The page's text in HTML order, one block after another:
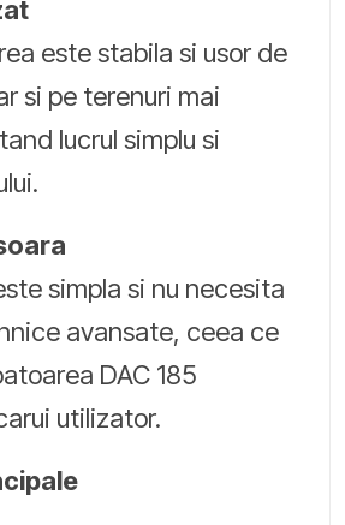
este stabila si usor de
si pe terenuri mai
lucrul simplu si
simpla si nu necesita
avansate, ceea ce
DAC 185
utilizator.